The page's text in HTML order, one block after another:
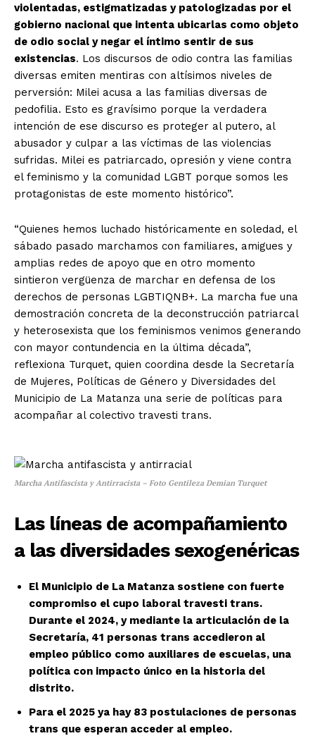
violentadas, estigmatizadas y patologizadas por el
gobierno nacional que intenta ubicarlas como objeto
de odio social y negar el íntimo sentir de sus
existencias. Los discursos de odio contra las familias
diversas emiten mentiras con altísimos niveles de
perversión: Milei acusa a las familias diversas de
pedofilia. Esto es gravísimo porque la verdadera
intención de ese discurso es proteger al putero, al
abusador y culpar a las víctimas de las violencias
sufridas. Milei es patriarcado, opresión y viene contra
el feminismo y la comunidad LGBT porque somos les
protagonistas de este momento histórico”.
“Quienes hemos luchado históricamente en soledad, el
sábado pasado marchamos con familiares, amigues y
amplias redes de apoyo que en otro momento
sintieron vergüenza de marchar en defensa de los
derechos de personas LGBTIQNB+. La marcha fue una
demostración concreta de la deconstrucción patriarcal
y heterosexista que los feminismos venimos generando
con mayor contundencia en la última década”,
reflexiona Turquet, quien coordina desde la Secretaría
de Mujeres, Políticas de Género y Diversidades del
Municipio de La Matanza una serie de políticas para
acompañar al colectivo travesti trans.
Marcha Antifascista y Antirracista – Foto Gentileza Demian Turquet
Las líneas de acompañamiento
a las diversidades sexogenéricas
El Municipio de La Matanza sostiene con fuerte
compromiso el cupo laboral travesti trans.
Durante el 2024, y mediante la articulación de la
Secretaría, 41 personas trans accedieron al
empleo público como auxiliares de escuelas, una
política con impacto único en la historia del
distrito.
Para el 2025 ya hay 83 postulaciones de personas
trans que esperan acceder al empleo.